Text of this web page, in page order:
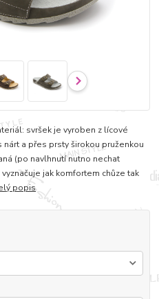
svršek je vyroben z lícové
a přes prsty širokou pruženkou
(po navlhnutí nutno nechat
jak komfortem chůze tak
popis